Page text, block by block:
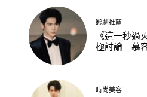
影劇推薦
《這一秒過
極討論 慕
時尚美容